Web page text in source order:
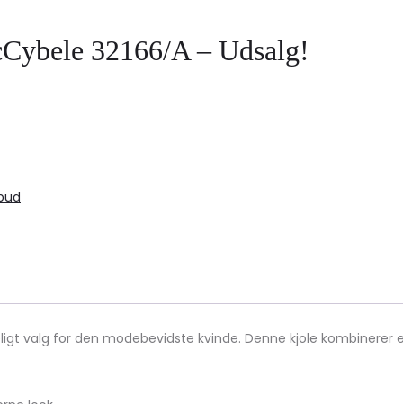
32166/A – Udsalg!
valg for den modebevidste kvinde. Denne kjole